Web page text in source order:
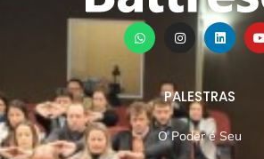
PALESTRAS
O Poder é Seu